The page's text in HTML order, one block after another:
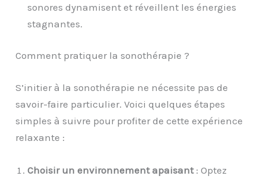
sonores dynamisent et réveillent les énergies
stagnantes.
Comment pratiquer la sonothérapie ?
S’initier à la sonothérapie ne nécessite pas de
savoir-faire particulier. Voici quelques étapes
simples à suivre pour profiter de cette expérience
relaxante :
Choisir un environnement apaisant: Optez